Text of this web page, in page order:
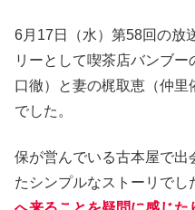
6月17日（水）第58回の放
リーとして喫茶店バンブ
口徹）と妻の梶取恵（仲
でした。
保が営んでいる古本屋で出
たシンプルなストーリでし